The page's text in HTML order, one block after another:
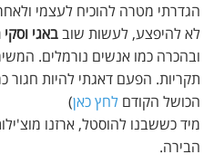
הגדרתי מטרה להוכיח לעצמי
לא להיפצע, לעשות שובבאגי
ובהכרה כמו אנשים נורמלים.
תקריות. הפעם דאגתי להיות חגור
הכושל הקודם לחץ כאן)
מיד כששבנו להוסטל, ארזנו
הבירה.